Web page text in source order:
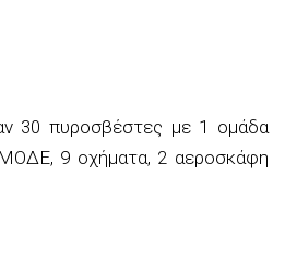
30 πυροσβέστες με 1 ομάδα
9 οχήματα, 2 αεροσκάφη